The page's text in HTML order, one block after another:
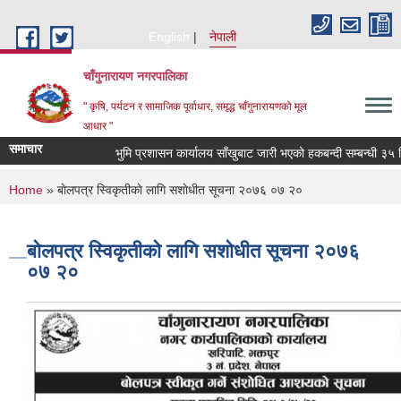
English
नेपाली
चाँगुनारायण नगरपालिका
" कृषि, पर्यटन र सामाजिक पूर्वाधार, समृद्ध चाँगुनारायणको मूल
आधार "
समाचार भुमि प्रशासन कार्यालय साँखुबाट जारी भएको हकबन्दी सम्बन्धी ३५ दिने
You are here
Home » बाेलपत्र स्विकृतीकाे लागि स‌शाेधीत सूचना २०७६ ०७ २०
बाेलपत्र स्विकृतीकाे लागि स‌शाेधीत सूचना २०७६
०७ २०